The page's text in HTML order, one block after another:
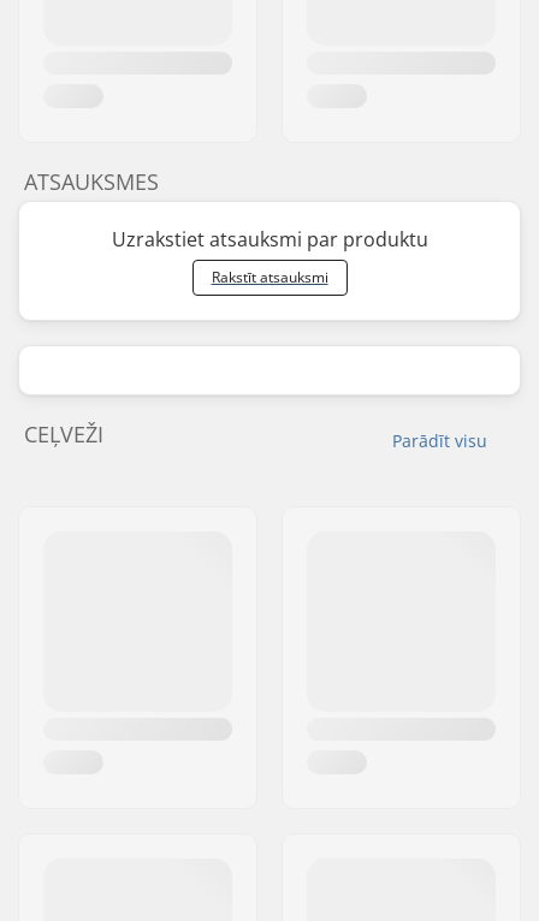
ATSAUKSMES
Uzrakstiet atsauksmi par produktu
Rakstīt atsauksmi
Parādīt visu
CEĻVEŽI